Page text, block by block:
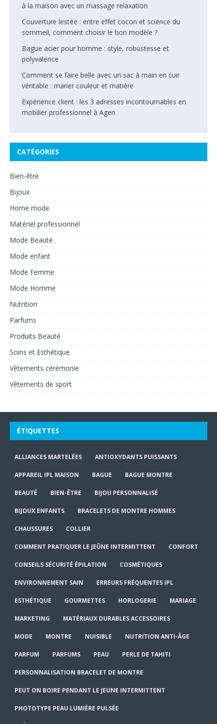
à la maison avec un massage relaxation
Couverture lestée : entre effet cocon et science du
sommeil, comment choisir le bon modèle ?
Bague acier pour homme : style, robustesse et
polyvalence
Comment se faire belle avec un sac à main en cuir
véritable : marier couleur et matière
Expérience client : les 3 adresses incontournables en
mobilier professionnel à Agen
CATÉGORIES
Bien-être
Bijoux
Home mode
Matériel professionnel
Mode Beauté
Mode enfant
Mode Femme
Mode Homme
Nutrition
Parfums
Produits Beauté
Soins et Esthétique
Vêtements cérémonie
Vêtements de sport
ÉTIQUETTES
ALLIANCES MARTELÉES ANTIOXYDANTS PUISSANTS
APPAREIL IPL MAISON BAGUE BAGUE MONTRE
BEAUTÉ BIEN-ÊTRE BIJOU PERSONNALISÉ
BIJOUX ENFANTS BRACELETS DE MONTRE HOMMES
CHAUSSURES COLLIER
COMMENT PRATIQUER LE JEÛNE INTERMITTENT CONFORT
CONSEILS SÉCURITÉ ÉPILATION COSMÉTIQUES
ENVIRONNEMENT SAIN ERREURS FRÉQUENTES IPL
ESTHÉTIQUE GOURMETTES HORLOGERIE MARIAGE
MARKETING MATÉRIAUX DURABLES ACCESSOIRES
MODE MONTRE NUISIBLE NUTRITION ANTI-ÂGE
PARFUM PARFUMS PEAU PERLE DE TAHITI
PERSONNALISATION BRACELET DE MONTRE
PEUT ON BOIRE PENDANT LE JEUNE INTERMITTENT
PHOTOTYPE PEAU LUMIÈRE PULSÉE